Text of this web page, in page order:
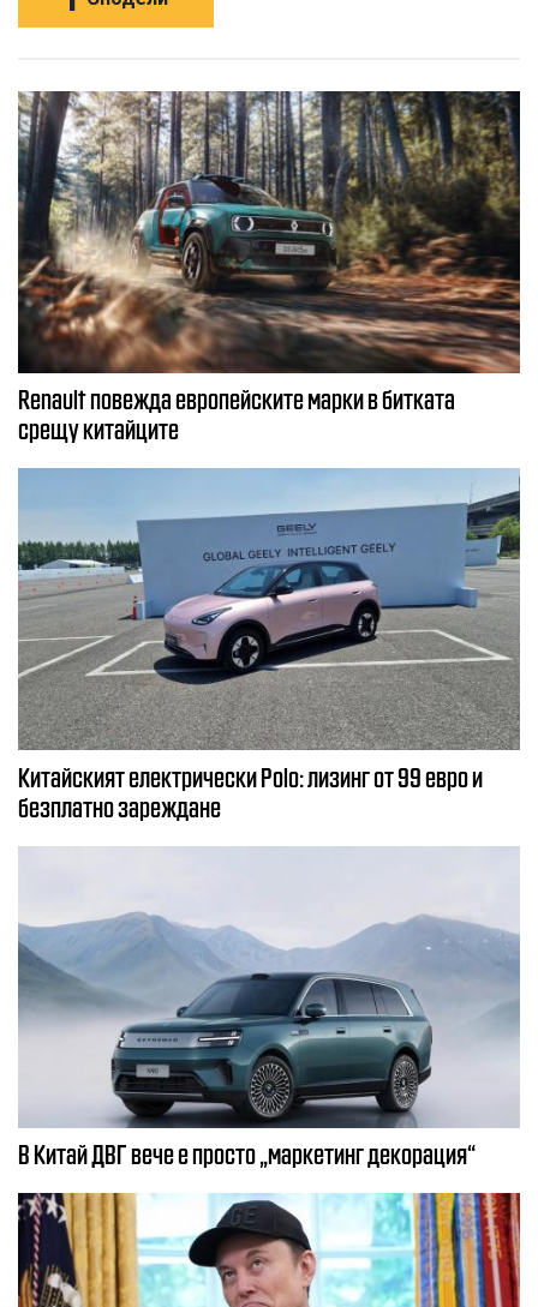
Renault повежда европейските марки в битката
срещу китайците
Китайският електрически Polo: лизинг от 99 евро и
безплатно зареждане
В Китай ДВГ вече е просто „маркетинг декорация“